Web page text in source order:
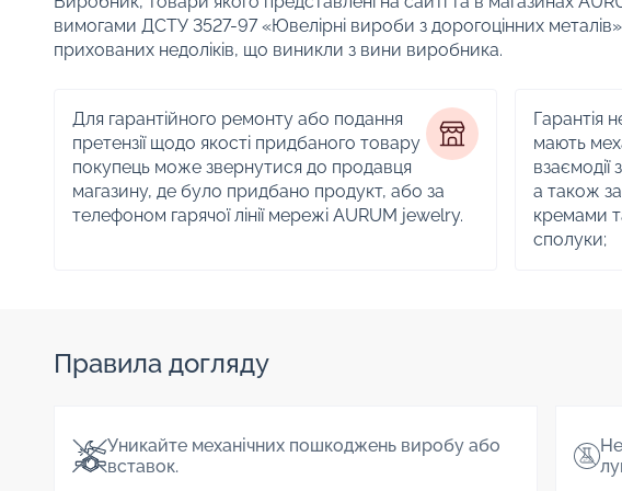
вимогами ДСТУ 3527-97 «Ювелірні вироби з дорогоцінних
прихованих недоліків, що виникли з вини виробника.
Для гарантійного ремонту або подання
претензії щодо якості придбаного товару
покупець може звернутися до продавця
магазину, де було придбано продукт, або за
телефоном гарячої лінії мережі AURUM jewelry.
Гарантія
мають
а також
кремами
сполуки;
Правила догляду
Уникайте механічних пошкоджень виробу або
вставок.